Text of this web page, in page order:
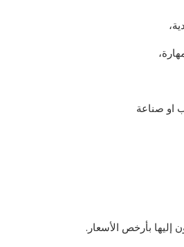
او صناعة
إليها بأرخص الأسعار.